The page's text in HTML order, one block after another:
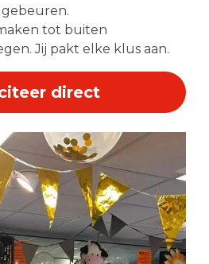
tot buiten
Jij pakt elke klus aan.
direct